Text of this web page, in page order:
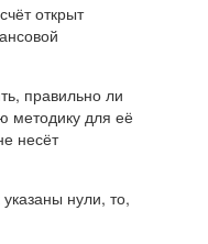
открыт
правильно ли
методику для её
несёт
нули, то,